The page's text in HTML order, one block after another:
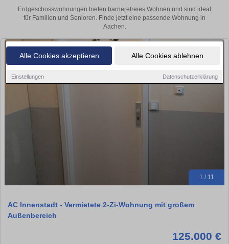
Alle Cookies akzeptieren Alle Cookies ablehnen
Einstellungen Datenschutzerklärung
Erdgeschosswohnungen bieten barrierefreies Wohnen und sind ideal
für Familien und Senioren. Finde jetzt eine passende Wohnung in
Aachen.
1 / 11
AC Innenstadt - Vermietete 2-Zi-Wohnung mit großem
Außenbereich
125.000 €